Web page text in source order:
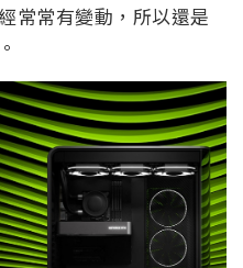
常常有變動，所以還是